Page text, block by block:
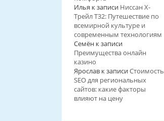
Илья к записи Ниссан Х-
Трейл T32: Путешествие по
всемирной культуре и
современным технологиям
Семён к записи
Преимущества онлайн
казино
Ярослав к записиСтоимость
SEO для региональных
сайтов: какие факторы
влияют на цену